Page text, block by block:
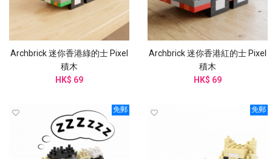
Archbrick 迷你香港綠的士 Pixel
積木
HK$ 69
Archbrick 迷你香港紅的士 Pixel
積木
HK$ 69
免郵 免郵